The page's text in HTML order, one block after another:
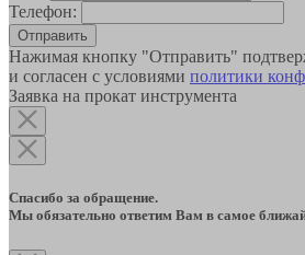
Телефон:
Отправить
Нажимая кнопку "Отправить"
и согласен с условиями политики
Заявка на прокат инструмента
Спасибо за обращение.
Мы обязательно ответим Вам в самое